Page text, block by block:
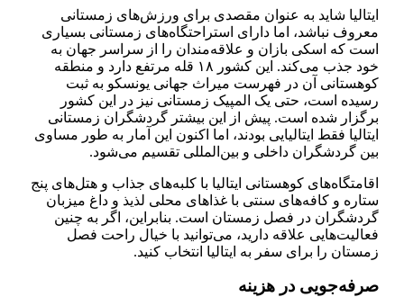
ایتالیا شاید به عنوان مقصدی برای ورزش‌های زمستانی
معروف نباشد، اما دارای استراحتگاه‌های زمستانی بسیاری
است که اسکی بازان و علاقه‌مندان را از سراسر جهان به
خود جذب می‌کند. این کشور ۱۸ قله مرتفع دارد و منطقه
کوهستانی آن در فهرست میراث جهانی یونسکو به ثبت
رسیده است، حتی یک المپیک زمستانی نیز در این کشور
برگزار شده است. پیش از این بیشتر گردشگران زمستانی
ایتالیا فقط ایتالیایی بودند، اما اکنون این آمار به طور مساوی
بین گردشگران داخلی و بین‌المللی تقسیم می‌شود.
اقامتگاه‌های کوهستانی ایتالیا با کلبه‌های جذاب و هتل‌های پنج
ستاره و کافه‌های سنتی با غذا‌های محلی لذیذ و داغ میزبان
گردشگران در فصل زمستان است. بنابراین، اگر به چنین
فعالیت‌هایی علاقه دارید، می‌توانید با خیال راحت فصل
زمستان را برای سفر به ایتالیا انتخاب کنید.
صرفه‌جویی در هزینه